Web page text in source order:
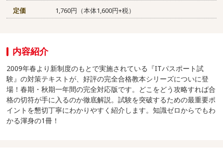
定価
1,760円（本体1,600円+税）
内容紹介
2009年春より新制度のもとで実施されている『ITパスポート試
験』の対策テキストが、好評の完全合格教本シリーズについに登
場！春期・秋期一年間の完全対応版です。どこをどう攻略すれば合
格の切符が手に入るのか徹底解説。試験を突破するための最重要ポ
イントを懇切丁寧にわかりやすく紹介します。知識ゼロからでもわ
かる渾身の1冊！